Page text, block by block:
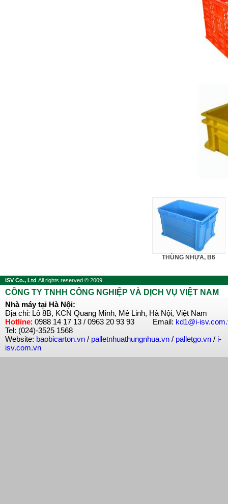
THÙNG NHỰA, B6
ISV Co., Ltd All rights reserved © 2009
CÔNG TY TNHH CÔNG NGHIỆP VÀ DỊCH VỤ VIỆT NAM
Nhà máy tại Hà Nội:
Địa chỉ: Lô 8B, KCN Quang Minh, Mê Linh, Hà Nội, Việt Nam
Hotline: 0988 14 17 13 / 0963 20 93 93 Email: kd1@i-
Tel: (024)-3525 1568
Website: baobicarton.vn / palletnhuathungnhua.vn / palletgo.vn / i-
isv.com.vn